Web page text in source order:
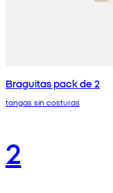
Braguitas pack de 2
tangas sin costuras
2